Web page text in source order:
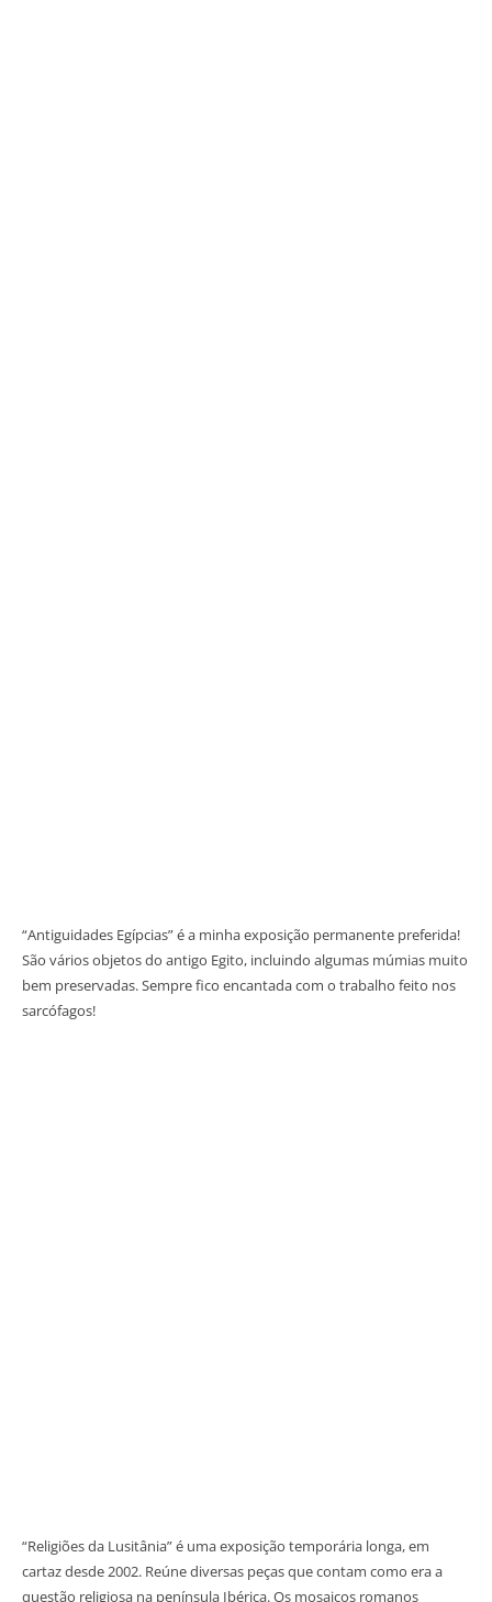
“Antiguidades Egípcias” é a minha exposição permanente preferida!
São vários objetos do antigo Egito, incluindo algumas múmias muito
bem preservadas. Sempre fico encantada com o trabalho feito nos
sarcófagos!
“Religiões da Lusitânia” é uma exposição temporária longa, em
cartaz desde 2002. Reúne diversas peças que contam como era a
questão religiosa na península Ibérica. Os mosaicos romanos